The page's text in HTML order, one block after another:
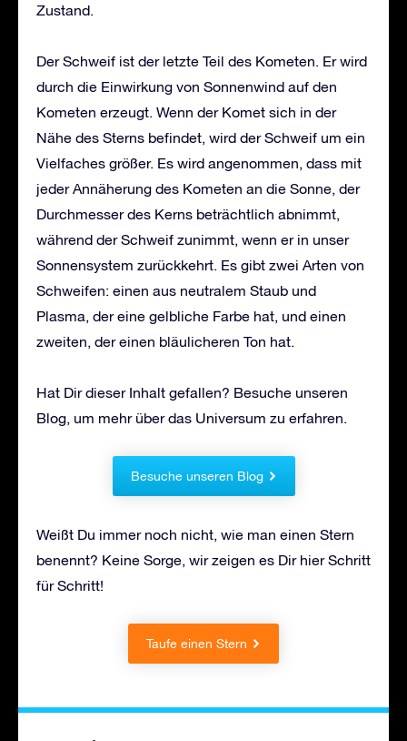
Zustand.
Der Schweif ist der letzte Teil des Kometen. Er wird
durch die Einwirkung von Sonnenwind auf den
Kometen erzeugt. Wenn der Komet sich in der
Nähe des Sterns befindet, wird der Schweif um ein
Vielfaches größer. Es wird angenommen, dass mit
jeder Annäherung des Kometen an die Sonne, der
Durchmesser des Kerns beträchtlich abnimmt,
während der Schweif zunimmt, wenn er in unser
Sonnensystem zurückkehrt. Es gibt zwei Arten von
Schweifen: einen aus neutralem Staub und
Plasma, der eine gelbliche Farbe hat, und einen
zweiten, der einen bläulicheren Ton hat.
Hat Dir dieser Inhalt gefallen? Besuche unseren
Blog, um mehr über das Universum zu erfahren.
Besuche unseren Blog
Weißt Du immer noch nicht, wie man einen Stern
benennt? Keine Sorge, wir zeigen es Dir hier Schritt
für Schritt!
Taufe einen Stern